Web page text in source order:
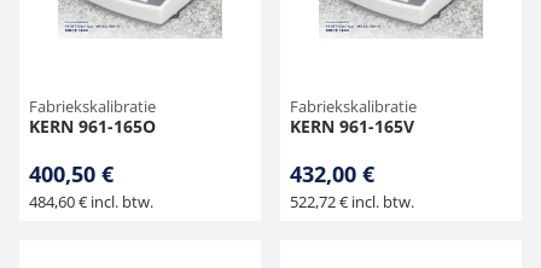
Fabriekskalibratie
KERN 961-165O
400,50 €
484,60 € incl. btw.
Fabriekskalibratie
KERN 961-165V
432,00 €
522,72 € incl. btw.